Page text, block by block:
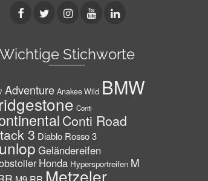
Wichtige Stichworte
Adventure Anakee Wild BMW
Conti
Conti Road
3 Diablo Rosso 3
Geländereifen
Honda Hypersportreifen M
Metzeler